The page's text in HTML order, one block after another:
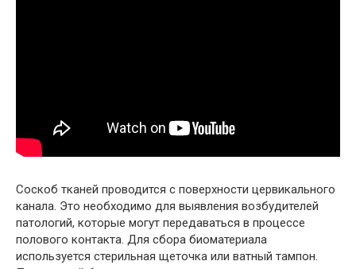
Соскоб тканей проводится с поверхности цервикального
канала. Это необходимо для выявления возбудителей
патологий, которые могут передаваться в процессе
полового контакта. Для сбора биоматериала
используется стерильная щеточка или ватный тампон.